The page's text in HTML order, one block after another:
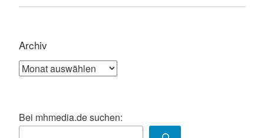
Archiv
Archiv
Bei mhmedia.de suchen: